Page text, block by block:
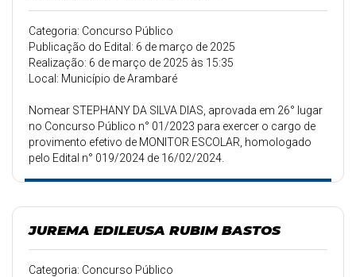
Categoria: Concurso Público
Publicação do Edital: 6 de março de 2025
Realização: 6 de março de 2025 às 15:35
Local: Município de Arambaré
Nomear STEPHANY DA SILVA DIAS, aprovada em 26° lugar
no Concurso Público n° 01/2023 para exercer o cargo de
provimento efetivo de MONITOR ESCOLAR, homologado
pelo Edital n° 019/2024 de 16/02/2024.
JUREMA EDILEUSA RUBIM BASTOS
Categoria: Concurso Público